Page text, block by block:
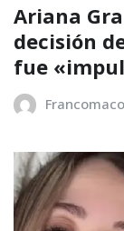
Ariana
decisión
fue